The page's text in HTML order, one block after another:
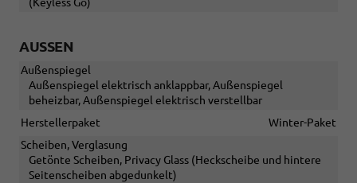
AUSSEN
Außenspiegel
Außenspiegel elektrisch anklappbar, Außenspiegel
beheizbar, Außenspiegel elektrisch verstellbar
Herstellerpaket
Winter-Paket
Scheiben, Verglasung
Getönte Scheiben, Privacy Glass (Heckscheibe und hintere
Seitenscheiben abgedunkelt)